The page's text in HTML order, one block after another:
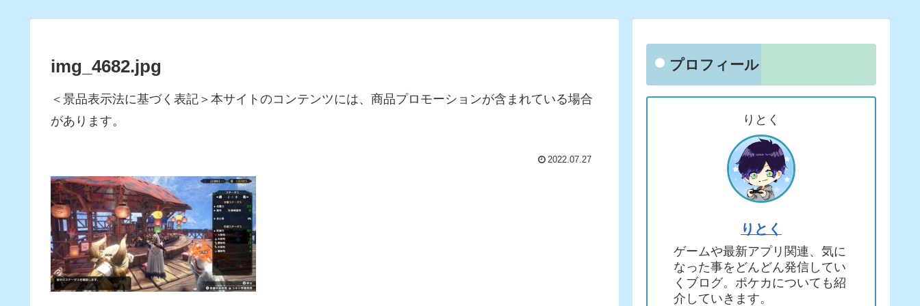
img_4682.jpg
＜景品表示法に基づく表記＞本サイトのコンテンツには、商品プロモーションが含まれている場合
があります。
2022.07.27
プロフィール
りとく
りとく
ゲームや最新アプリ関連、気に
なった事をどんどん発信してい
くブログ。ポケカについても紹
介していきます。